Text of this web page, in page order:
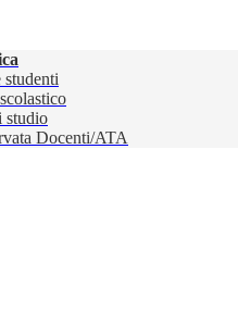
studenti
studio
Docenti/ATA